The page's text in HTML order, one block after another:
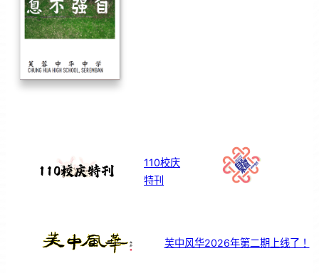
110校庆
特刊
芙中风华2026年第二期上线了！